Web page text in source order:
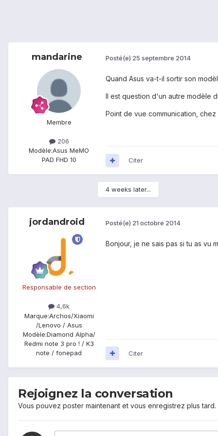
mandarine
Membre
206
Modèle:Asus MeMO
PAD FHD 10
Posté(e) 25 septembre 2014
Quand Asus va-t-il sortir son
Il est question d'un autre modèle
Point de vue communication,
Citer
4 weeks later...
jordandroid
Responsable de section
4,6k
Marque:Archos/Xiaomi
/Lenovo / Asus
Modèle:Diamond Alpha/
Redmi note 3 pro ! / K3
note / fonepad
Posté(e) 21 octobre 2014
Bonjour, je ne sais pas si tu as vu
Citer
Rejoignez la conversation
Vous pouvez poster maintenant et vous enregistrez plus